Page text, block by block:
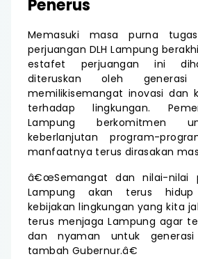
Penerus
Memasuki masa purna
perjuangan DLH Lampung
estafet perjuangan ini
diteruskan oleh
memilikisemangat inovasi dan
terhadap lingkungan.
Lampung berkomitmen
keberlanjutan program-
manfaatnya terus dirasakan
â€œSemangat dan nilai-nilai
Lampung akan terus
kebijakan lingkungan yang kita
terus menjaga Lampung agar
dan nyaman untuk generasi
tambah Gubernur.â€